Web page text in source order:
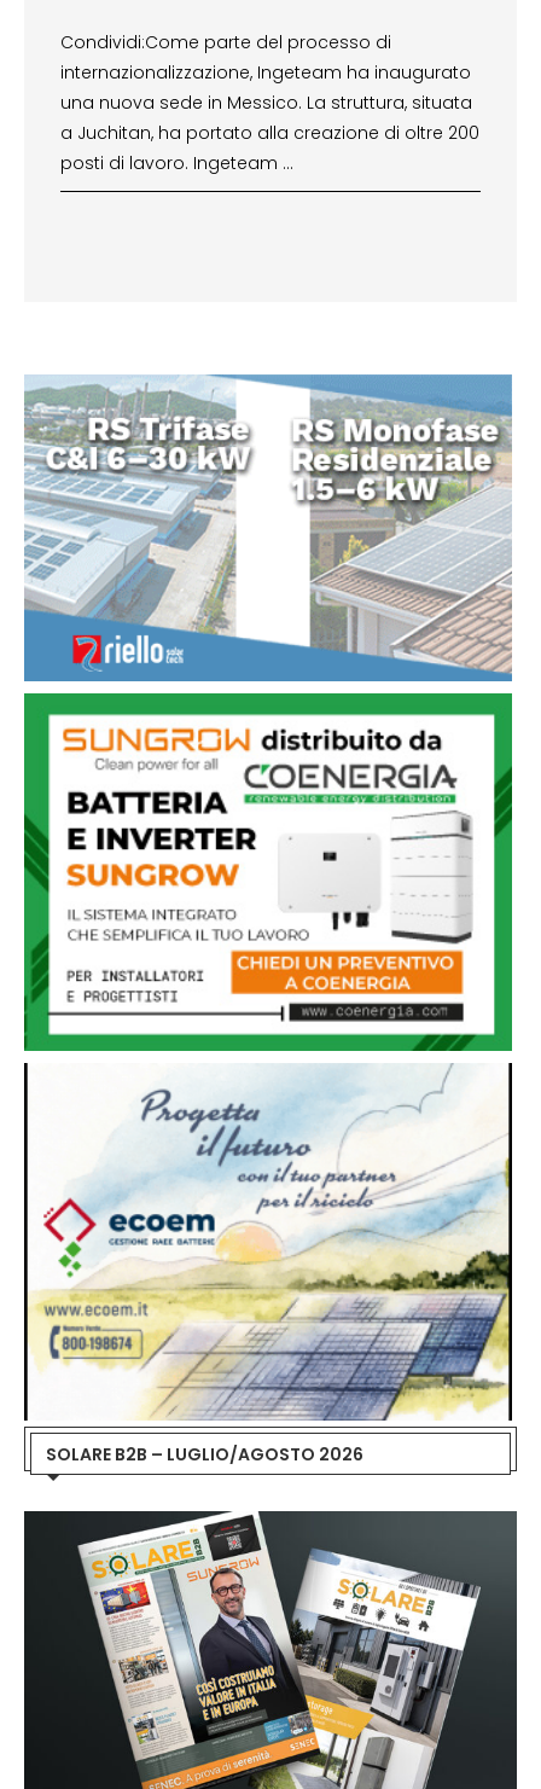
Condividi:Come parte del processo di
internazionalizzazione, Ingeteam ha inaugurato
una nuova sede in Messico. La struttura, situata
a Juchitan, ha portato alla creazione di oltre 200
posti di lavoro. Ingeteam …
SOLARE B2B – LUGLIO/AGOSTO 2026